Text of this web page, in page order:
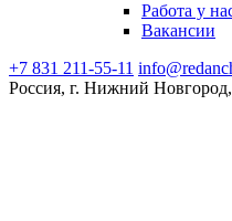
Работа у
Вакансии
+7 831 211-55-11
Россия, г. Нижний